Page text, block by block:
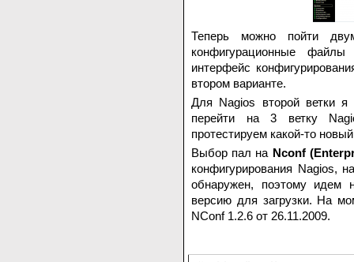
Теперь можно пойти
конфигурационные
интерфейс
втором варианте.
Для Nagios второй ветки
перейти на 3 ветку
протестируем какой-то
Выбор пал на Nconf
конфигурирования Nagios,
обнаружен, поэтому идем
версию для загрузки. На
NConf 1.2.6 от 26.11.2009.